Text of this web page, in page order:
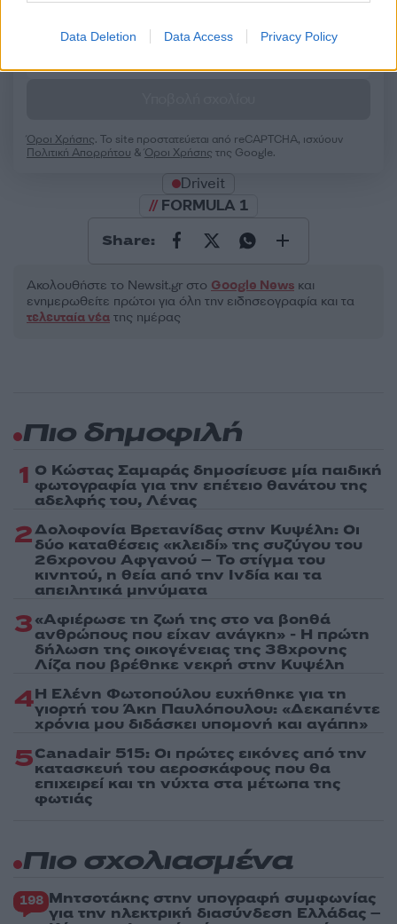
Data Deletion Data Access Privacy Policy
Όροι Χρήσης. Το site προστατεύεται από reCAPTCHA, ισχύουν
Πολιτική Απορρήτου &Όροι Χρήσης της Google.
Driveit
FORMULA 1
Share:
Ακολουθήστε το Νewsit.gr στο Google News και
ενημερωθείτε πρώτοι για όλη την ειδησεογραφία και τα
τελευταία νέα της ημέρας
Πιο δημοφιλή
1 Ο Κώστας Σαμαράς δημοσίευσε μία παιδική
φωτογραφία για την επέτειο θανάτου της
αδελφής του, Λένας
2Δολοφονία Βρετανίδας στην Κυψέλη: Οι
δύο καταθέσεις «κλειδί» της συζύγου του
26χρονου Αφγανού – Το στίγμα του
κινητού, η θεία από την Ινδία και τα
απειλητικά μηνύματα
3«Αφιέρωσε τη ζωή της στο να βοηθά
ανθρώπους που είχαν ανάγκη» - Η πρώτη
δήλωση της οικογένειας της 38χρονης
Λίζα που βρέθηκε νεκρή στην Κυψέλη
4Η Ελένη Φωτοπούλου ευχήθηκε για τη
γιορτή του Άκη Παυλόπουλου: «Δεκαπέντε
χρόνια μου διδάσκει υπομονή και αγάπη»
5Canadair 515: Οι πρώτες εικόνες από την
κατασκευή του αεροσκάφους που θα
επιχειρεί και τη νύχτα στα μέτωπα της
φωτιάς
Πιο σχολιασμένα
198 Μητσοτάκης στην υπογραφή συμφωνίας
για την ηλεκτρική διασύνδεση Ελλάδας –